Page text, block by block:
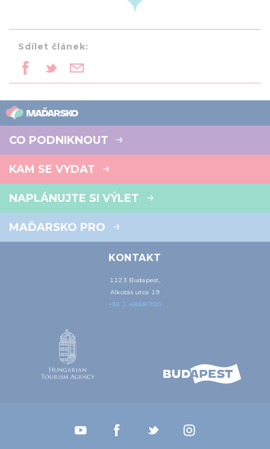
Sdílet článek:
CO PODNIKNOUT
KAM SE VYDAT
NAPLÁNUJTE SI VÝLET
MAĎARSKO PRO
KONTAKT
1123 Budapest,
Alkotás utca 19
+36 1 4888 700